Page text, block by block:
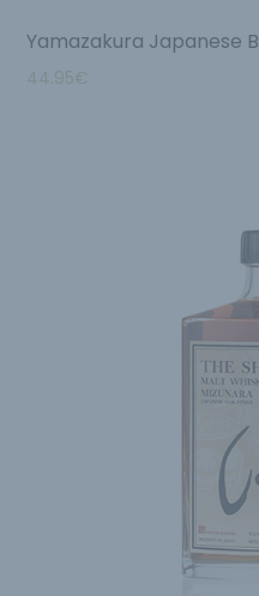
Yamazakura Japanese
44.95€